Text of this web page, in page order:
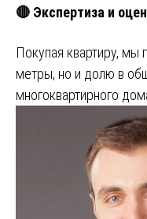
🔴 Экспертиза и
Покупая квартиру, мы
метры, но и долю в
многоквартирного